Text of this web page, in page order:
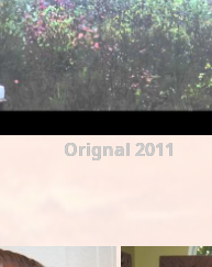
Orignal 2011